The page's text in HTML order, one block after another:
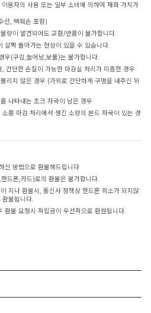
용자의 사용 또는 일부 소비에 의하여 재화 가치가
선, 택훼손 포함)
량이 발견되어도 교환/반품이 불가합니다.
살짝 돌아가는 현상이 있을 수 있습니다.
우(구김,늘어남,보풀)는 불가합니다.
간단한 손질이 가능한 마감실 처리가 미흡한 경우
리지 않은 경우 (가위로 간단하게 구멍을 내주신 뒤
나타내는 초크 자국이 남은 경우
품 마감 처리에서 생긴 소량의 본드 자국이 있는 경
신 방법으로 환불해드립니다
드폰,카드)로의 환불은 불가합니다.
지나 환불시, 통신사 정책상 핸드폰 취소가 되지않
불됩니다.
환불 요청시 적립금이 우선적으로 환원됩니다.